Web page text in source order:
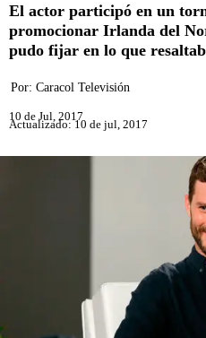
El actor participó en un
promocionar Irlanda del
pudo fijar en lo que
Por: Caracol Televisión
10 de Jul, 2017
Actualizado: 10 de jul, 2017